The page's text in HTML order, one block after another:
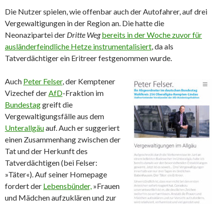
Die Nutzer spielen, wie offenbar auch der Autofahrer, auf drei
Vergewaltigungen in der Region an. Die hatte die
Neonazipartei der Dritte Weg bereits in der Woche zuvor für
ausländerfeindliche Hetze instrumentalisiert, da als
Tatverdächtiger ein Eritreer festgenommen wurde.
Auch Peter Felser, der Kemptener
Vizechef derAfD-Fraktion im
Bundestaggreift die
Vergewaltigungsfälle aus dem
Unterallgäuauf. Auch er suggeriert
einen Zusammenhang zwischen der
Tat und der Herkunft des
Tatverdächtigen (bei Felser:
»Täter«). Auf seiner Homepage
fordert der Lebensbünder, »Frauen
und Mädchen aufzuklären und zur